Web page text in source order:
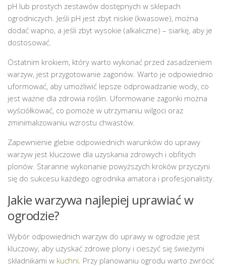
pH lub prostych zestawów dostępnych w sklepach
ogrodniczych. Jeśli pH jest zbyt niskie (kwasowe), można
dodać wapno, a jeśli zbyt wysokie (alkaliczne) – siarkę, aby je
dostosować.
Ostatnim krokiem, który warto wykonać przed zasadzeniem
warzyw, jest przygotowanie zagonów. Warto je odpowiednio
uformować, aby umożliwić lepsze odprowadzanie wody, co
jest ważne dla zdrowia roślin. Uformowane zagonki można
wyściółkować, co pomoże w utrzymaniu wilgoci oraz
zminimalizowaniu wzrostu chwastów.
Zapewnienie glebie odpowiednich warunków do uprawy
warzyw jest kluczowe dla uzyskania zdrowych i obfitych
plonów. Staranne wykonanie powyższych kroków przyczyni
się do sukcesu każdego ogrodnika amatora i profesjonalisty.
Jakie warzywa najlepiej uprawiać w
ogrodzie?
Wybór odpowiednich warzyw do uprawy w ogrodzie jest
kluczowy, aby uzyskać zdrowe plony i cieszyć się świeżymi
składnikami w kuchni. Przy planowaniu ogrodu warto zwrócić